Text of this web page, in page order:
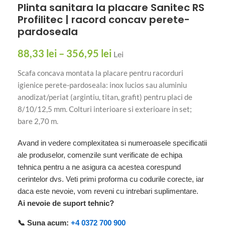
Plinta sanitara la placare Sanitec RS
Profilitec | racord concav perete-
pardoseala
88,33 lei – 356,95 lei Lei
Scafa concava montata la placare pentru racorduri
igienice perete-pardoseala: inox lucios sau aluminiu
anodizat/periat (argintiu, titan, grafit) pentru placi de
8/10/12,5 mm. Colturi interioare si exterioare in set;
bare 2,70 m.
Avand in vedere complexitatea si numeroasele specificatii
ale produselor, comenzile sunt verificate de echipa
tehnica pentru a ne asigura ca acestea corespund
cerintelor dvs. Veti primi proforma cu codurile corecte, iar
daca este nevoie, vom reveni cu intrebari suplimentare.
Ai nevoie de suport tehnic?
📞 Suna acum: +4 0372 700 900